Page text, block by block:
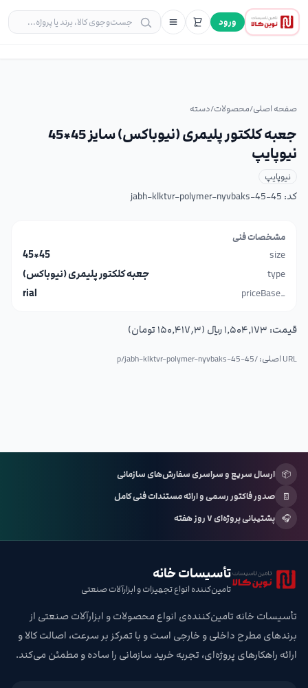
ورود
صفحه اصلی/محصولات/دسته
جعبه کلکتور پلیمری (نیوباکس) سایز 45*45
نیوپایپ
نیوپایپ
کد: jabh-klktvr-polymer-nyvbaks-45-45
مشخصات فنی
size
45*45
type
جعبه کلکتور پلیمری (نیوباکس)
_priceBase
rial
قیمت: ۱٬۵۰۴٬۱۷۳ ریال (۱۵۰٬۴۱۷٫۳ تومان)
URL اصلی: /p/ jabh-klktvr-polymer-nyvbaks-45-45
📦 ارسال سریع و سراسری سفارش‌های سازمانی
🧾
صدور فاکتور رسمی و ارائه مستندات فنی کامل
🎧 پشتیبانی پروژه‌ای ۷ روز هفته
تأسیسات خانه
تامین‌کننده انواع تجهیزات و ابزارآلات صنعتی
تأسیسات خانه تامین‌کننده‌ی انواع محصولات و ابزارآلات صنعتی از
برندهای مطرح داخلی و خارجی است و با تمرکز بر سرعت، اصالت کالا و
ارائه راهکارهای پروژه‌ای، تجربه خرید سازمانی را ساده و مطمئن می‌کند.